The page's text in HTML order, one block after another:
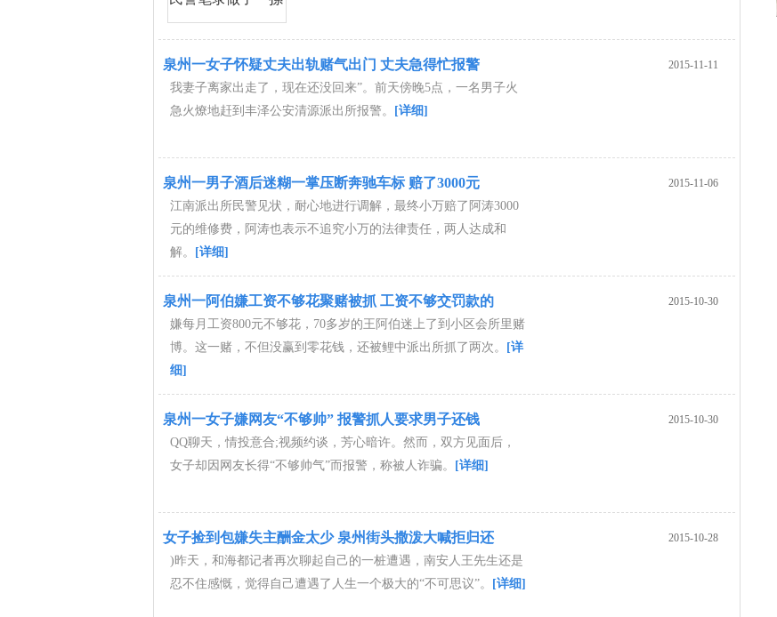
2015-11-11
泉州一女子怀疑丈夫出轨赌气出门 丈夫急得忙报警
我妻子离家出走了，现在还没回来”。前天傍晚5点，一名男子火
急火燎地赶到丰泽公安清源派出所报警。
[详细]
2015-11-06
泉州一男子酒后迷糊一掌压断奔驰车标 赔了3000元
江南派出所民警见状，耐心地进行调解，最终小万赔了阿涛3000
元的维修费，阿涛也表示不追究小万的法律责任，两人达成和
解。
[详细]
2015-10-30
泉州一阿伯嫌工资不够花聚赌被抓 工资不够交罚款的
嫌每月工资800元不够花，70多岁的王阿伯迷上了到小区会所里赌
博。这一赌，不但没赢到零花钱，还被鲤中派出所抓了两次。
[详
细]
2015-10-30
泉州一女子嫌网友“不够帅” 报警抓人要求男子还钱
QQ聊天，情投意合;视频约谈，芳心暗许。然而，双方见面后，
女子却因网友长得“不够帅气”而报警，称被人诈骗。
[详细]
2015-10-28
女子捡到包嫌失主酬金太少 泉州街头撒泼大喊拒归还
)昨天，和海都记者再次聊起自己的一桩遭遇，南安人王先生还是
忍不住感慨，觉得自己遭遇了人生一个极大的“不可思议”。
[详细]